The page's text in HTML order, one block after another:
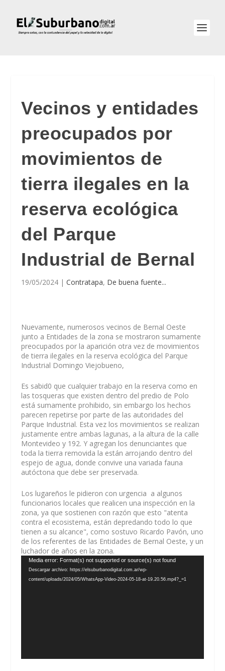
Vecinos y entidades
preocupados por
movimientos de
tierra ilegales en la
reserva ecológica
del Parque
Industrial de Bernal
19/05/2024 |Contratapa, De buena fuente...
Nuevamente, numerosos vecinos de Bernal Oeste
junto a Entidades de la zona se mostraron sumamente
preocupados por la aparición otra vez de movimientos
de tierra ilegales en la reserva ecológica del Parque
Industrial Domingo Viejobueno,
Es sabid0 que cualquier trabajo en la reserva como en
las tosqueras que existen dentro del predio de Polo
está sumamente prohibido, sin embargo los hechos
parecen repetirse por parte de las autoridades del
Parque Industrial. Esta vez los movimientos se realizan
justamente entre ambas lagunas, a la altura de la calle
Montevideo y 192. Y agregan los denunciantes que
toda la tierra removida la están arrojando dentro del
espejo de agua, donde convive una variada fauna
autóctona que debe ser preservada.
Los lugareños le pidieron con urgencia a algunos
funcionarios locales que realicen una inspección en la
zona, ya que sostienen con razón que esto "atenta
contra el ecosistema, están depredando todo lo que
tienen a su alcance", como sostuvo Ricardo Pavón, uno
de los referentes de las Entidades de Bernal Oeste, y un
luchador de años en la zona.
Reproductor
de
vídeo
Media error: Format(s) not supported or source(s) not found
Descargar archivo: https://elsuburbanodigital.com.ar/wp-
content/uploads/2024/05/WhatsApp-Video-2024-05-18-at-19.20.56.mp4?_=1